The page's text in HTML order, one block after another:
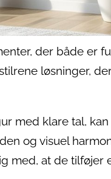
der både er
løsninger,
med klare tal, kan
og visuel
med, at de tilføjer